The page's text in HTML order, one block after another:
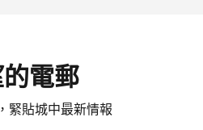
電郵
緊貼城中最新情報